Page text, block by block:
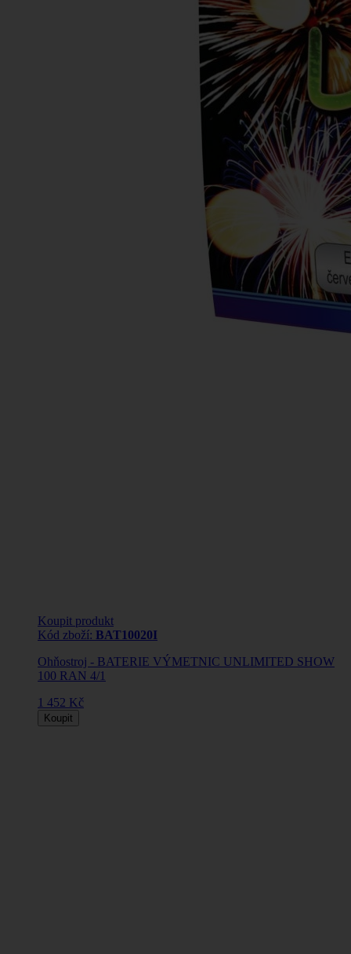
Koupit produkt
Kód zboží: BAT10020I
Ohňostroj - BATERIE VÝMETNIC UNLIMITED SHOW
100 RAN 4/1
1 452 Kč
Koupit